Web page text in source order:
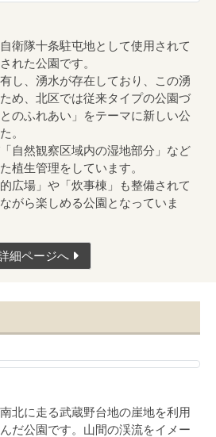
衛隊十条駐屯地として使用されて
れた公園です。
し、湧水が存在しており、この湧
め、北区では従来タイプの公園づ
のふれあい」をテーマに新しい公
。
自然観察区域内の湿地部分」など
植生管理をしています。
広場」や「炊事棟」も整備されて
がら楽しめる公園となっていま
細ページへ
北に走る武蔵野台地の崖地を利用
だ公園です。山間の渓流をイメー